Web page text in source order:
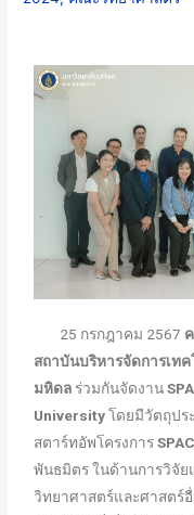
25 กรกฎาคม 2567
สถาบันบริหารจัดการเท
มหิดล ร่วมกันจัดงาน
Universityโดยมีวัตถุปร
สตาร์ทอัพโครงการ
พันธมิตร ในด้านการวิจั
วิทยาศาสตร์และศาสตร์